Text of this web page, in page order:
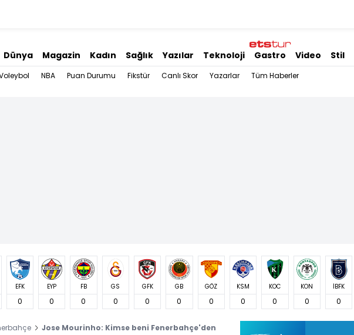
Dünya Magazin Kadın Sağlık Yazılar Teknoloji Gastro Video Stil
NBA Puan Durumu Fikstür Canlı Skor Yazarlar Tüm Haberler
EFK
0
EYP
0
FB
0
GS
0
GFK
0
GB
0
GÖZ
0
KSM
0
KOC
0
KON
0
İBFK
0
Jose Mourinho: Kimse beni Fenerbahçe'den